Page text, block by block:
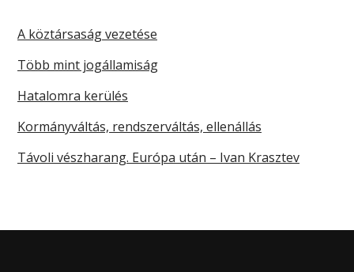
A köztársaság vezetése
Több mint jogállamiság
Hatalomra kerülés
Kormányváltás, rendszerváltás, ellenállás
Távoli vészharang. Európa után – Ivan Krasztev